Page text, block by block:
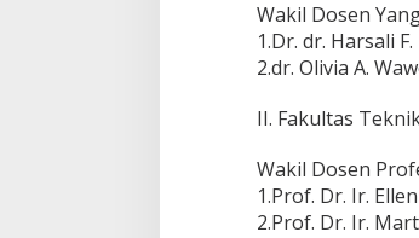
7
Wakil Dosen
1.Dr. dr. Harsali
2.dr. Olivia A.
II. Fakultas
Wakil Dosen
1.Prof. Dr. Ir.
2.Prof. Dr. Ir.